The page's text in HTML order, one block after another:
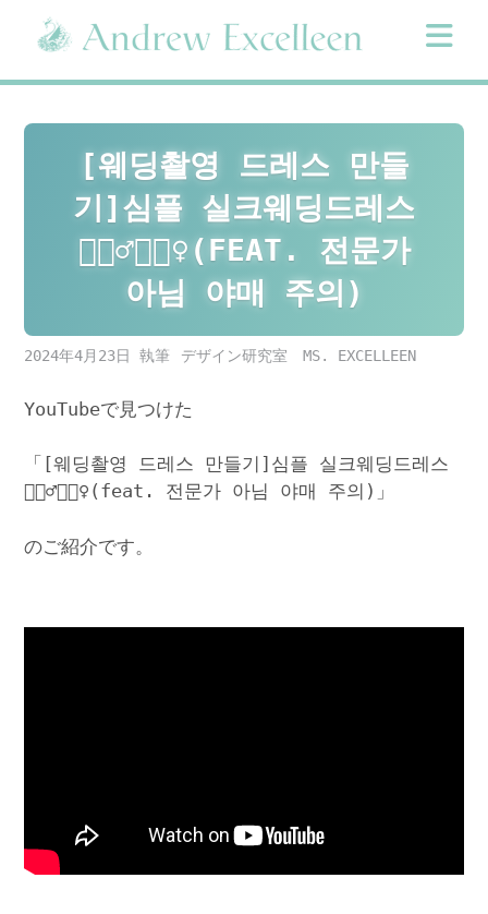
content
[웨딩촬영 드레스 만들
기]심플 실크웨딩드레스
🤵🏻‍♂️👰🏻‍♀️(FEAT. 전문가
아님 야매 주의)
2024年4月23日 デザイン研究室 MS. EXCELLEEN
YouTubeで見つけた
「[웨딩촬영 드레스 만들기]심플 실크웨딩드레스
🤵🏻‍♂️👰🏻‍♀️(feat. 전문가 아님 야매 주의)」
のご紹介です。